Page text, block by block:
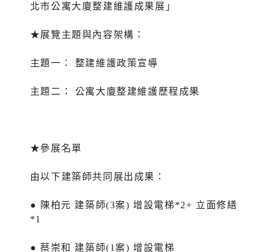
北市公寓大廈整建維護成果展」
★展覽主題與內容架構：
主題一： 整建維護政策宣導
主題二： 公寓大廈整建維護歷程成果
★參展名單
由以下建築師共同展出成果：
● 陳柏元 建築師(3案) 增設電梯*2+ 立面修繕
*1
● 蔡崇和 建築師(1案) 增設電梯